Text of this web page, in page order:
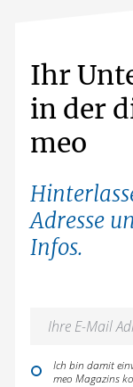
Ihr
in der
meo
Adresse
Infos.
Ich bin damit
meo Magazins